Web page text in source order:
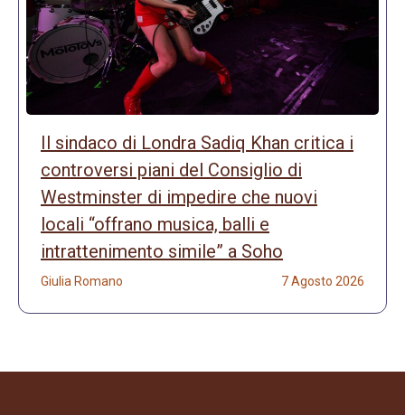
Il sindaco di Londra Sadiq Khan critica i
controversi piani del Consiglio di
Westminster di impedire che nuovi
locali “offrano musica, balli e
intrattenimento simile” a Soho
Giulia Romano 7 Agosto 2026